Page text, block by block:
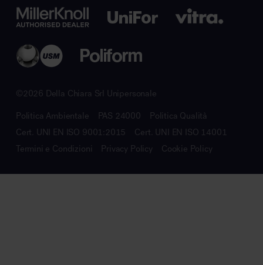
©2026 Della Chiara Srl Unipersonale
Politica Ambientale PAS 24000
Politica Qualità
Cert. UNI EN ISO 9001:2015
Cert. UNI EN ISO 14001
Termini e Condizioni
Privacy Policy Cookie Policy